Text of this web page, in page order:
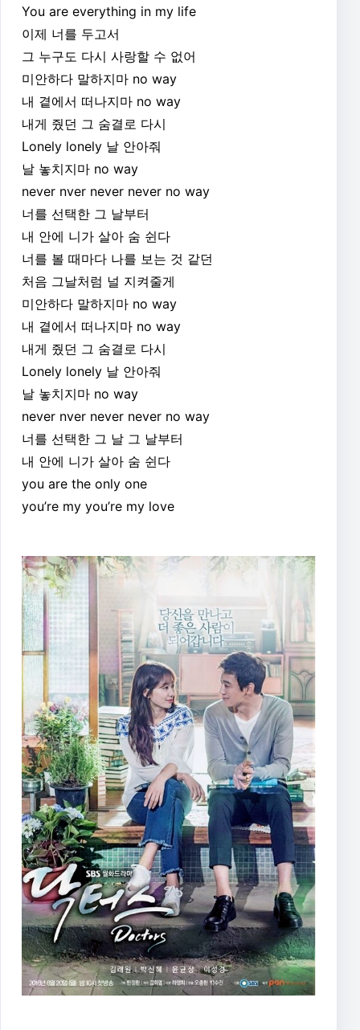
You are everything in my life
이제 너를 두고서
그 누구도 다시 사랑할 수 없어
미안하다 말하지마 no way
내 곁에서 떠나지마 no way
내게 줬던 그 숨결로 다시
Lonely lonely 날 안아줘
날 놓치지마 no way
never nver never never no way
너를 선택한 그 날부터
내 안에 니가 살아 숨 쉰다
너를 볼 때마다 나를 보는 것 같던
처음 그날처럼 널 지켜줄게
미안하다 말하지마 no way
내 곁에서 떠나지마 no way
내게 줬던 그 숨결로 다시
Lonely lonely 날 안아줘
날 놓치지마 no way
never nver never never no way
너를 선택한 그 날 그 날부터
내 안에 니가 살아 숨 쉰다
you are the only one
you’re my you’re my love